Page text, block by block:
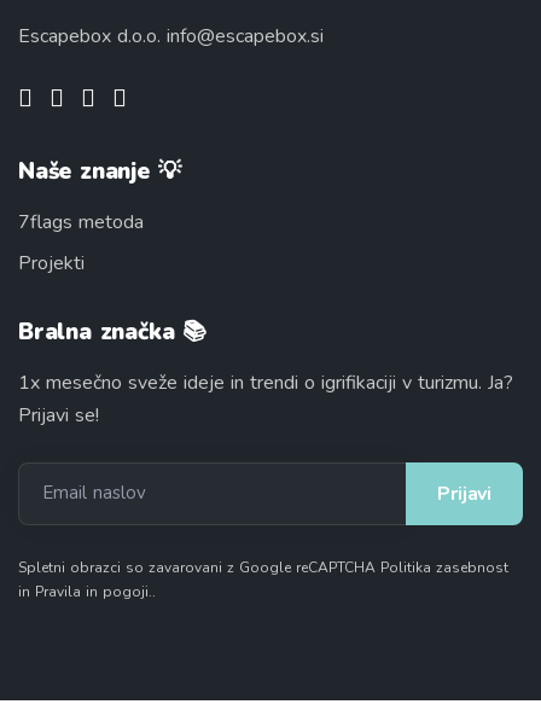
Escapebox d.o.o. info@escapebox.si
Naše znanje 💡
7flags metoda
Projekti
Bralna značka 📚
1x mesečno sveže ideje in trendi o igrifikaciji v turizmu. Ja?
Prijavi se!
Email naslov
Spletni obrazci so zavarovani z Google reCAPTCHA Politika zasebnost
in Pravila in pogoji..